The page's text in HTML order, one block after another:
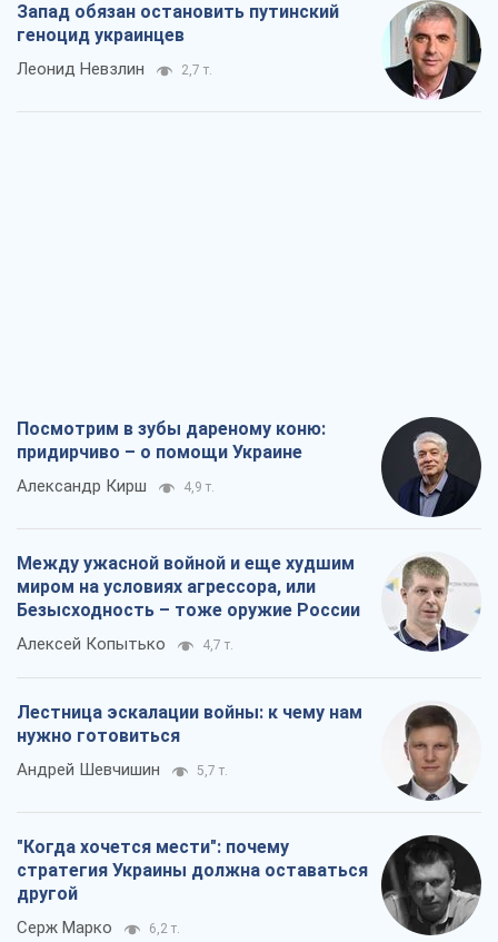
Запад обязан остановить путинский
геноцид украинцев
Леонид Невзлин 2,7 т.
Посмотрим в зубы дареному коню:
придирчиво – о помощи Украине
Александр Кирш 4,9 т.
Между ужасной войной и еще худшим
миром на условиях агрессора, или
Безысходность – тоже оружие России
Алексей Копытько 4,7 т.
Лестница эскалации войны: к чему нам
нужно готовиться
Андрей Шевчишин 5,7 т.
"Когда хочется мести": почему
стратегия Украины должна оставаться
другой
Серж Марко 6,2 т.